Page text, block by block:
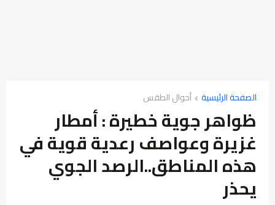
الصفحة الرئيسية
ظواهر جوية خطيرة : أمطار
غزيرة وعواصف رعدية قوية في
هذه المناطق..الرصد الجوي
يحذر